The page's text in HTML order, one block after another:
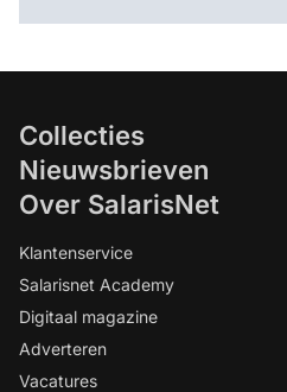
Collecties
Nieuwsbrieven
Over SalarisNet
Klantenservice
Salarisnet Academy
Digitaal magazine
Adverteren
Vacatures